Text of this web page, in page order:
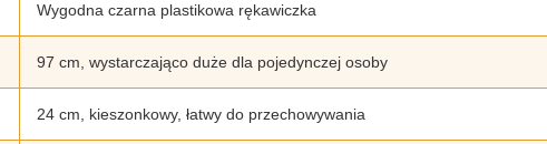
Wygodna czarna plastikowa rękawiczka
97 cm, wystarczająco duże dla pojedynczej osoby
24 cm, kieszonkowy, łatwy do przechowywania